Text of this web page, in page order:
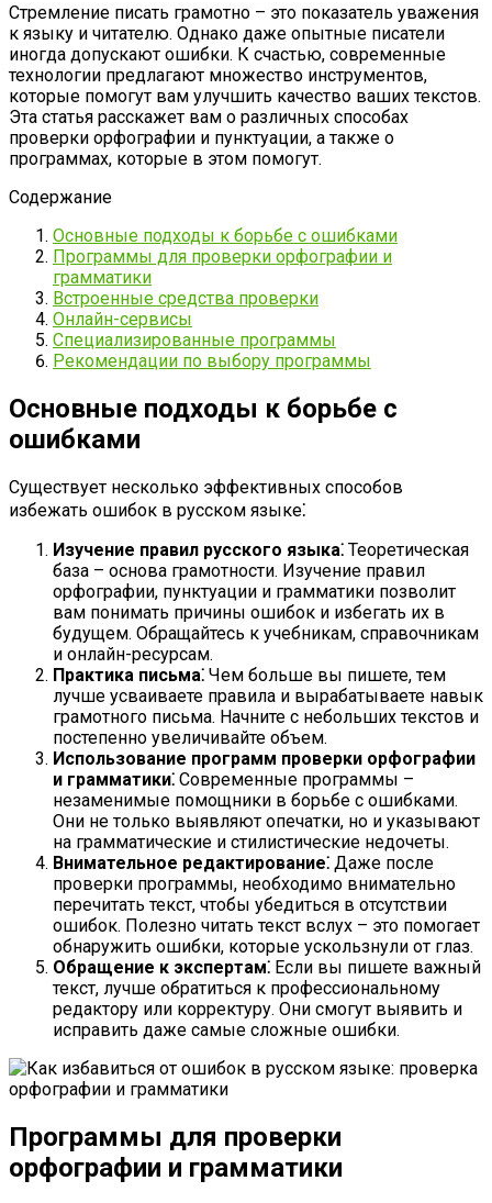
Стремление писать грамотно – это показатель уважения
к языку и читателю. Однако даже опытные писатели
иногда допускают ошибки. К счастью, современные
технологии предлагают множество инструментов,
которые помогут вам улучшить качество ваших текстов.
Эта статья расскажет вам о различных способах
проверки орфографии и пунктуации, а также о
программах, которые в этом помогут.
Содержание
Основные подходы к борьбе с ошибками
Программы для проверки орфографии и
грамматики
Встроенные средства проверки
Онлайн-сервисы
Специализированные программы
Рекомендации по выбору программы
Основные подходы к борьбе с
ошибками
Существует несколько эффективных способов
избежать ошибок в русском языке⁚
Изучение правил русского языка⁚ Теоретическая
база – основа грамотности. Изучение правил
орфографии, пунктуации и грамматики позволит
вам понимать причины ошибок и избегать их в
будущем. Обращайтесь к учебникам, справочникам
и онлайн-ресурсам.
Практика письма⁚ Чем больше вы пишете, тем
лучше усваиваете правила и вырабатываете навык
грамотного письма. Начните с небольших текстов и
постепенно увеличивайте объем.
Использование программ проверки орфографии
и грамматики⁚ Современные программы –
незаменимые помощники в борьбе с ошибками.
Они не только выявляют опечатки, но и указывают
на грамматические и стилистические недочеты.
Внимательное редактирование⁚ Даже после
проверки программы, необходимо внимательно
перечитать текст, чтобы убедиться в отсутствии
ошибок. Полезно читать текст вслух – это помогает
обнаружить ошибки, которые ускользнули от глаз.
Обращение к экспертам⁚ Если вы пишете важный
текст, лучше обратиться к профессиональному
редактору или корректуру. Они смогут выявить и
исправить даже самые сложные ошибки.
Программы для проверки
орфографии и грамматики